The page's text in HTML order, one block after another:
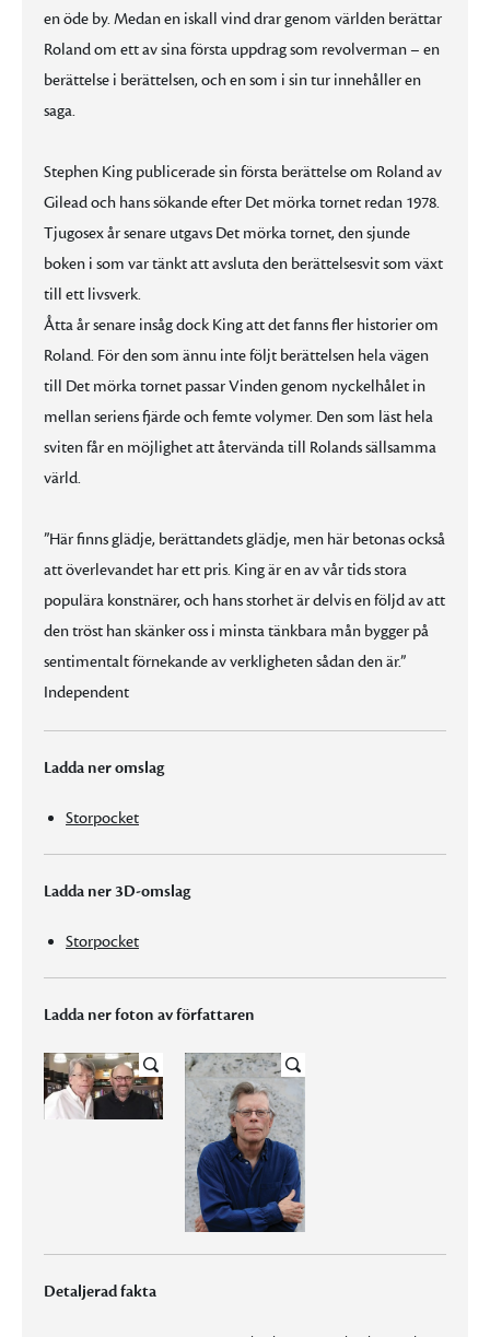
en öde by. Medan en iskall vind drar genom världen berättar
Roland om ett av sina första uppdrag som revolverman – en
berättelse i berättelsen, och en som i sin tur innehåller en
saga.
Stephen King publicerade sin första berättelse om Roland av
Gilead och hans sökande efter Det mörka tornet redan 1978.
Tjugosex år senare utgavs Det mörka tornet, den sjunde
boken i som var tänkt att avsluta den berättelsesvit som växt
till ett livsverk.
Åtta år senare insåg dock King att det fanns fler historier om
Roland. För den som ännu inte följt berättelsen hela vägen
till Det mörka tornet passar Vinden genom nyckelhålet in
mellan seriens fjärde och femte volymer. Den som läst hela
sviten får en möjlighet att återvända till Rolands sällsamma
värld.
”Här finns glädje, berättandets glädje, men här betonas också
att överlevandet har ett pris. King är en av vår tids stora
populära konstnärer, och hans storhet är delvis en följd av att
den tröst han skänker oss i minsta tänkbara mån bygger på
sentimentalt förnekande av verkligheten sådan den är.”
Independent
Ladda ner omslag
Storpocket
Ladda ner 3D-omslag
Storpocket
Ladda ner foton av författaren
Detaljerad fakta